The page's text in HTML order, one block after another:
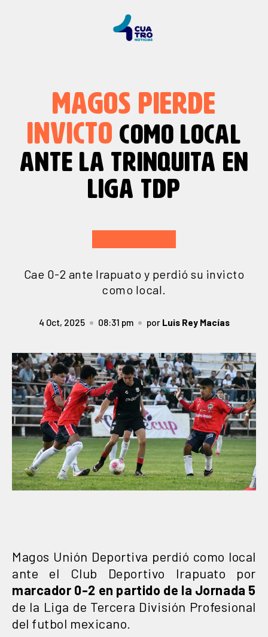
MAGOS PIERDE
INVICTO COMO LOCAL
ANTE LA TRINQUITA EN
LIGA TDP
Cae 0-2 ante Irapuato y perdió su invicto
como local.
4 Oct, 2025 08:31 pm por Luis Rey Macías
Magos Unión Deportiva perdió como local
ante el Club Deportivo Irapuato por
marcador 0-2 en partido de la Jornada 5
de la Liga de Tercera División Profesional
del futbol mexicano.